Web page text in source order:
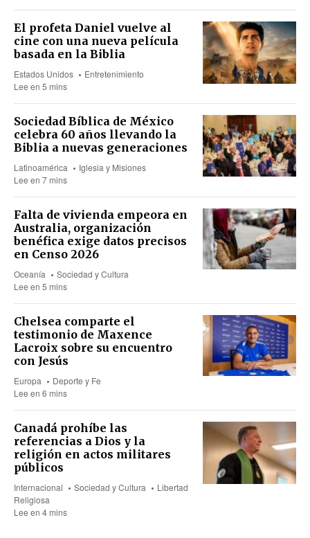
El profeta Daniel vuelve al
cine con una nueva película
basada en la Biblia
Estados Unidos
Entretenimiento
Lee en 5 mins
Sociedad Bíblica de México
celebra 60 años llevando la
Biblia a nuevas generaciones
Latinoamérica
Iglesia y Misiones
Lee en 7 mins
Falta de vivienda empeora en
Australia, organización
benéfica exige datos precisos
en Censo 2026
Oceanía
Sociedad y Cultura
Lee en 5 mins
Chelsea comparte el
testimonio de Maxence
Lacroix sobre su encuentro
con Jesús
Europa
Deporte y Fe
Lee en 6 mins
Canadá prohíbe las
referencias a Dios y la
religión en actos militares
públicos
Internacional Sociedad y Cultura
Libertad
Religiosa
Lee en 4 mins